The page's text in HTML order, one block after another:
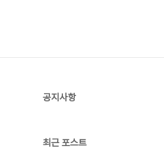
공지사항
최근 포스트